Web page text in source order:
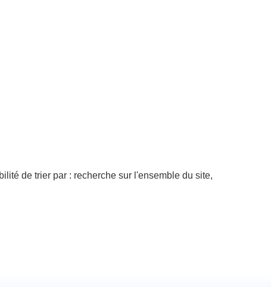
de trier par : recherche sur l'ensemble du site,